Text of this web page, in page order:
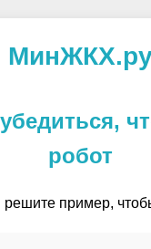
робот
решите пример,